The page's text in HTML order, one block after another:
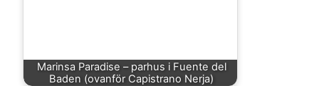
Marinsa Paradise – parhus i Fuente del
Baden (ovanför Capistrano Nerja)